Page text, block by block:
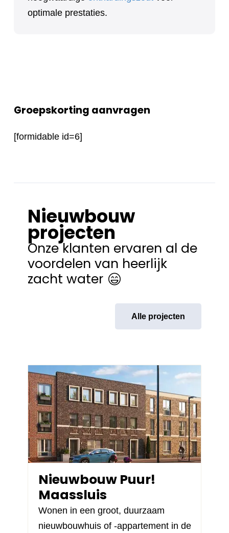
optimale prestaties.
Groepskorting aanvragen
[formidable id=6]
Nieuwbouw
projecten
Onze klanten ervaren al de
voordelen van heerlijk
zacht water
Alle projecten
Nieuwbouw Puur!
Maassluis
Wonen in een groot, duurzaam
nieuwbouwhuis of -appartement in de